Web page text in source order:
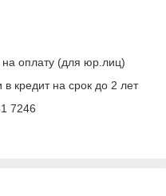
на оплату (для юр.лиц)
кредит на срок до 2 лет
7246